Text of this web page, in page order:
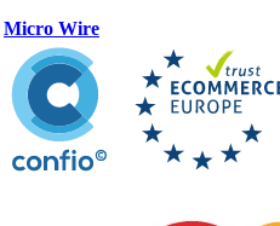
Micro Wire